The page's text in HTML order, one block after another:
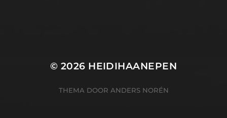
© 2026 HEIDIHAANEPEN
THEMA DOOR ANDERS NORÉN